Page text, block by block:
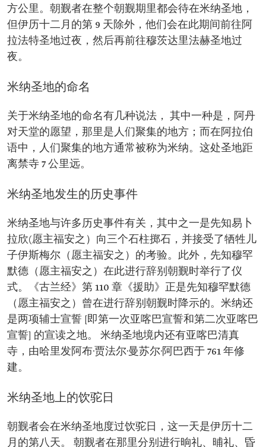
方公里。朝觐者在整个朝觐期里都会待在米纳圣地，
但伊历十二月的第 9 天除外，他们会在此期间前往阿
拉法特圣地过夜，然后再前往穆茨达里法赫圣地过
夜。
米纳圣地的命名
关于米纳圣地的命名有几种说法， 其中一种是，阿丹
对天堂的愿望，那里是人们聚集的地方；而在阿拉伯
语中，人们聚集的地方通常被称为米纳。这处圣地距
离禁寺 7 公里远。
米纳圣地发生的历史事件
米纳圣地与许多历史事件有关，其中之一是先知易卜
拉欣(愿主福安之）向三个石柱掷石，并接受了牺牲儿
子伊斯梅尔（愿主福安之）的考验。此外，先知穆罕
默德（愿主福安之）在此进行辞别朝觐时举行了仪
式。《古兰经》第 110 章《援助》正是先知穆罕默德
（愿主福安之）曾在进行辞别朝觐时降示的。米纳还
是两项辅士宣誓 [即第一次亚喀巴宣誓和第二次亚喀巴
宣誓] 的宣读之地。 米纳圣地境内还有亚喀巴清真
寺，由哈里发阿布·贾法尔·曼苏尔·阿巴西于 761 年修
建。
米纳圣地上的饮驼日
朝觐者会在米纳圣地度过饮驼日，这一天是伊历十二
月的第八天。 朝觐者在那里分别进行晌礼、晡礼、昏